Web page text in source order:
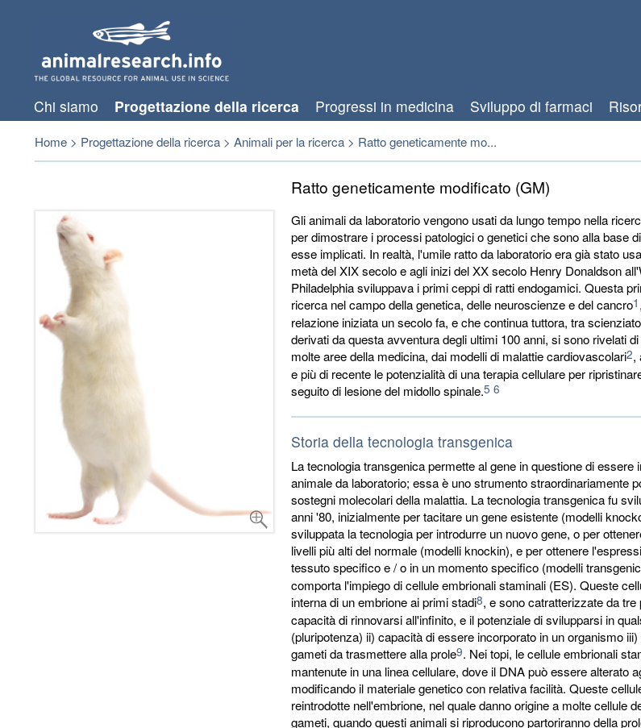
Chi siamo Progettazione della ricerca Progressi in medicina Sviluppo di farmaci
Home > Progettazione della ricerca > Animali per la ricerca > Ratto geneticamente mo...
Ratto geneticamente modificato (GM)
Gli animali da laboratorio vengono usati da lungo tempo nella
per dimostrare i processi patologici o genetici che sono alla base
esse implicati. In realtà, l'umile ratto da laboratorio era già stato
metà del XIX secolo e agli inizi del XX secolo Henry Donaldson
Philadelphia sviluppava i primi ceppi di ratti endogamici. Questa
ricerca nel campo della genetica, delle neuroscienze e del cancro1
relazione iniziata un secolo fa, e che continua tuttora, tra
derivati da questa avventura degli ultimi 100 anni, si sono rivelati
molte aree della medicina, dai modelli di malattie cardiovascolari2,
e più di recente le potenzialità di una terapia cellulare per
seguito di lesione del midollo spinale.5 6
Storia della tecnologia transgenica
La tecnologia transgenica permette al gene in questione di essere
animale da laboratorio; essa è uno strumento straordinariamente
sostegni molecolari della malattia. La tecnologia transgenica fu
anni '80, inizialmente per tacitare un gene esistente (modelli
sviluppata la tecnologia per introdurre un nuovo gene, o per
livelli più alti del normale (modelli knockin), e per ottenere
tessuto specifico e / o in un momento specifico (modelli
comporta l'impiego di cellule embrionali staminali (ES). Queste
interna di un embrione ai primi stadi8, e sono catratterizzate da
capacità di rinnovarsi all'infinito, e il potenziale di svilupparsi in
(pluripotenza) ii) capacità di essere incorporato in un organismo
gameti da trasmettere alla prole9. Nei topi, le cellule embrionali
mantenute in una linea cellulare, dove il DNA può essere alterato
modificando il materiale genetico con relativa facilità. Queste
reintrodotte nell'embrione, nel quale danno origine a molte cellule
gameti, quando questi animali si riproducono partoriranno della